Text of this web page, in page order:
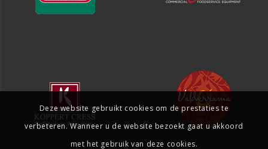
Deze website gebruikt cookies om de prestaties te
verbeteren. Wanneer u de website bezoekt gaat u akkoord
met het gebruik van deze cookies.